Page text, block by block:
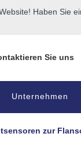
Haben Sie
Sie uns
Unternehmen
zur